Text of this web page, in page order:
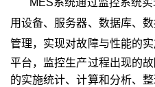
MES系统通过监控系统
用设备、服务器、数据库、
管理，实现对故障与性能的
平台，监控生产过程出现的
的实施统计、计算和分析、